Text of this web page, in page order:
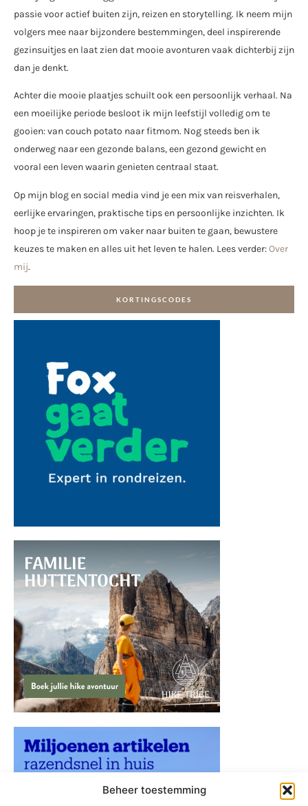
Beheer toestemming
passie voor actief buiten zijn, reizen en storytelling. Ik neem mijn
volgers mee naar bijzondere bestemmingen, deel inspirerende
gezinsuitjes en laat zien dat mooie avonturen vaak dichterbij zijn
dan je denkt.
Achter die mooie plaatjes schuilt ook een persoonlijk verhaal. Na
een moeilijke periode besloot ik mijn leefstijl volledig om te
gooien: van couch potato naar fitmom. Nog steeds ben ik
onderweg naar een gezonde balans, een gezond gewicht en
vooral een leven waarin genieten centraal staat.
Op mijn blog en social media vind je een mix van reisverhalen,
eerlijke ervaringen, praktische tips en persoonlijke inzichten. Ik
hoop je te inspireren om vaker naar buiten te gaan, bewustere
keuzes te maken en alles uit het leven te halen. Lees verder:Over
mij.
KORTINGSCODES